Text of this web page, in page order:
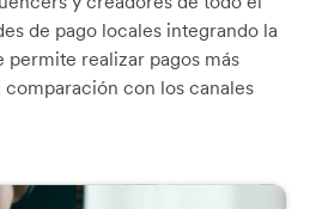
de pago locales integrando la
permite realizar pagos más
con los canales